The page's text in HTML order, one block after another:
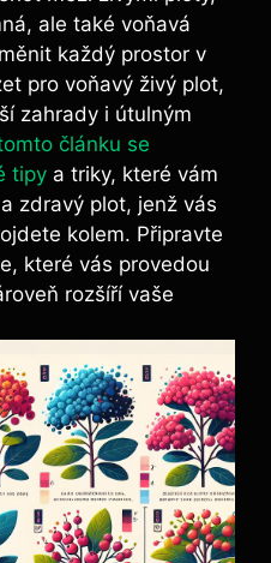
ale také voňavá
každý prostor v
pro voňavý živý plot,
zahrady i útulným
článku se
tipy a triky, které vám
zdravý plot, jenž vás
kolem. Připravte
které vás provedou
rozšíří vaše